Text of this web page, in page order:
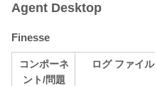
Agent Desktop
Finesse
コンポーネ
ント/問題
ログ ファイル